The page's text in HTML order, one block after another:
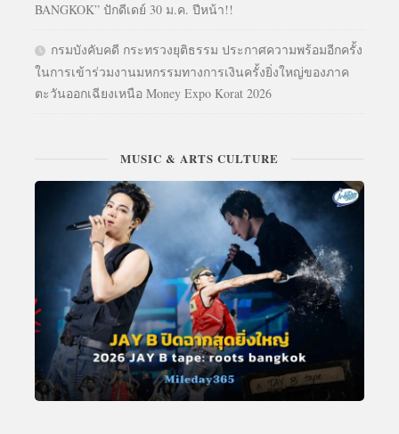
BANGKOK” ปักดีเดย์ 30 ม.ค. ปีหน้า!!
กรมบังคับคดี กระทรวงยุติธรรม ประกาศความพร้อมอีกครั้ง
ในการเข้าร่วมงานมหกรรมทางการเงินครั้งยิ่งใหญ่ของภาค
ตะวันออกเฉียงเหนือ Money Expo Korat 2026
MUSIC & ARTS CULTURE